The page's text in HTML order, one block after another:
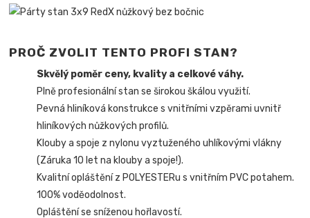
PROČ ZVOLIT TENTO PROFI STAN?
Skvělý poměr ceny, kvality a celkové váhy.
Plně profesionální stan se širokou škálou využití.
Pevná hliníková konstrukce s vnitřními vzpěrami uvnitř
hliníkových nůžkových profilů.
Klouby a spoje z nylonu vyztuženého uhlíkovými vlákny
(Záruka 10 let na klouby a spoje!).
Kvalitní opláštění z POLYESTERu s vnitřním PVC potahem.
100% voděodolnost.
Opláštění se sníženou hořlavostí.